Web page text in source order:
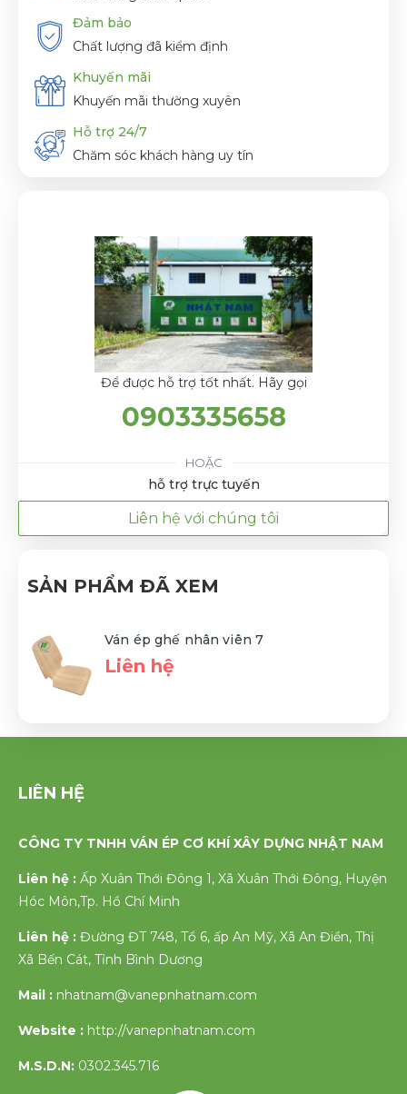
Đảm bảo
Chất lượng đã kiểm định
Khuyến mãi
Khuyến mãi thường xuyên
Hỗ trợ 24/7
Chăm sóc khách hàng uy tín
Để được hỗ trợ tốt nhất. Hãy gọi
0903335658
HOẶC
hỗ trợ trực tuyến
Liên hệ với chúng tôi
SẢN PHẨM ĐÃ XEM
Ván ép ghế nhân viên 7
Liên hệ
LIÊN HỆ
CÔNG TY TNHH VÁN ÉP CƠ KHÍ XÂY DỰNG NHẬT NAM
Liên hệ : Ấp Xuân Thới Đông 1, Xã Xuân Thới Đông, Huyện
Hóc Môn,Tp. Hồ Chí Minh
Liên hệ : Đường ĐT 748, Tổ 6, ấp An Mỹ, Xã An Điền, Thị
Xã Bến Cát, Tỉnh Bình Dương
Mail : nhatnam@vanepnhatnam.com
Website : http://vanepnhatnam.com
M.S.D.N: 0302.345.716